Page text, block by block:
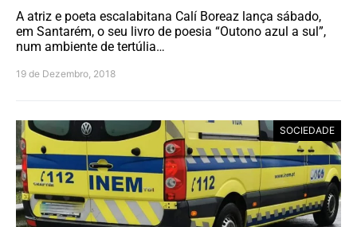
A atriz e poeta escalabitana Calí Boreaz lança sábado,
em Santarém, o seu livro de poesia “Outono azul a sul”,
num ambiente de tertúlia…
19 de Dezembro, 2018
SOCIEDADE